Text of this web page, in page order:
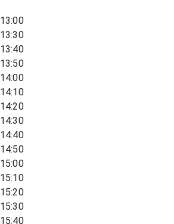
13:00
13:30
13:40
13:50
14:00
14:10
14:20
14:30
14:40
14:50
15:00
15:10
15:20
15:30
15:40